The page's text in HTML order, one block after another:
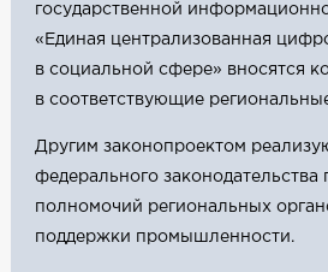
государственной
«Единая централизованная
в социальной сфере» вносятся
в соответствующие
Другим законопроектом
федерального
полномочий региональных
поддержки промышленности.